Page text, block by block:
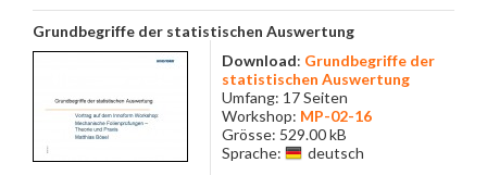
Grundbegriffe der statistischen Auswertung
Download: Grundbegriffe der
statistischen Auswertung
Umfang: 17 Seiten
Workshop: MP-02-16
Grösse: 529.00 kB
Sprache:
deutsch